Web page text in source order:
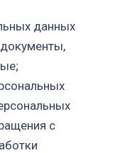
данных
с